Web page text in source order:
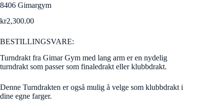
8406 Gimargym
kr2,300.00
BESTILLINGSVARE:
Turndrakt fra Gimar Gym med lang arm er en nydelig
turndrakt som passer som finaledrakt eller klubbdrakt.
Denne Turndrakten er også mulig å velge som klubbdrakt i
dine egne farger.